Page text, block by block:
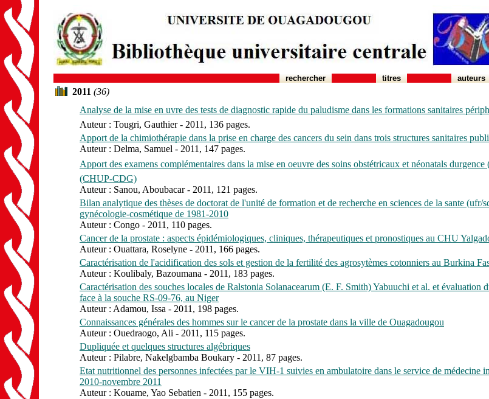
rechercher titres auteurs
2011 (36)
Analyse de la mise en uvre des tests de diagnostic rapide du paludisme dans les formations sanitaires
Auteur : Tougri, Gauthier - 2011, 136 pages.
Apport de la chimiothérapie dans la prise en charge des cancers du sein dans trois structures sanitaires
Auteur : Delma, Samuel - 2011, 147 pages.
Apport des examens complémentaires dans la mise en oeuvre des soins obstétricaux et néonatals
(CHUP-CDG)
Auteur : Sanou, Aboubacar - 2011, 121 pages.
Bilan analytique des thèses de doctorat de l'unité de formation et de recherche en sciences de la sante
gynécologie-cosmétique de 1981-2010
Auteur : Congo - 2011, 110 pages.
Cancer de la prostate : aspects épidémiologiques, cliniques, thérapeutiques et pronostiques au CHU
Auteur : Ouattara, Roselyne - 2011, 166 pages.
Caractérisation de l'acidification des sols et gestion de la fertilité des agrosytèmes cotonniers au Burkina
Auteur : Koulibaly, Bazoumana - 2011, 183 pages.
Caractérisation des souches locales de Ralstonia Solanacearum (E. F. Smith) Yabuuchi et al. et
face à la souche RS-09-76, au Niger
Auteur : Adamou, Issa - 2011, 198 pages.
Connaissances générales des hommes sur le cancer de la prostate dans la ville de Ouagadougou
Auteur : Ouedraogo, Ali - 2011, 115 pages.
Dupliquée et quelques structures algébriques
Auteur : Pilabre, Nakelgbamba Boukary - 2011, 87 pages.
Etat nutritionnel des personnes infectées par le VIH-1 suivies en ambulatoire dans le service de
2010-novembre 2011
Auteur : Kouame, Yao Sebatien - 2011, 155 pages.